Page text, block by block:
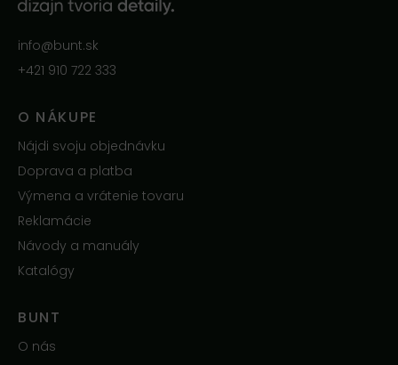
info@bunt.sk
+421 910 722 333
O NÁKUPE
Nájdi svoju objednávku
Doprava a platba
Výmena a vrátenie tovaru
Reklamácie
Návody a manuály
Katalógy
BUNT
O nás